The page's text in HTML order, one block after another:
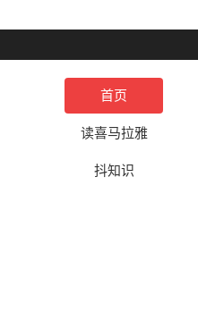
首页
读喜马拉雅
抖知识